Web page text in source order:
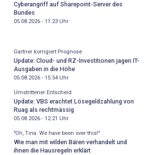
Cyberangriff auf Sharepoint-Server des
Bundes
05.08.2026 - 11:23Uhr
Gartner korrigiert Prognose
Update: Cloud- und RZ-Investitionen jagen IT-
Ausgaben in die Höhe
05.08.2026 - 15:54Uhr
Umstrittener Entscheid
Update: VBS erachtet Lösegeldzahlung von
Ruag als rechtmässig
05.08.2026 - 12:21 Uhr
"Oh, Tina. We have been over this!"
Wie man mit wilden Bären verhandelt und
ihnen die Hausregeln erklärt